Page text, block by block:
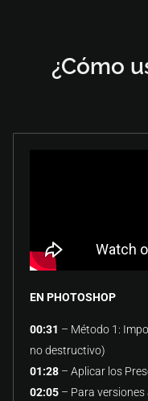
¿Cómo
EN PHOTOSHOP
00:31 – Método 1:
no destructivo)
01:28 – Aplicar los
02:05 – Para